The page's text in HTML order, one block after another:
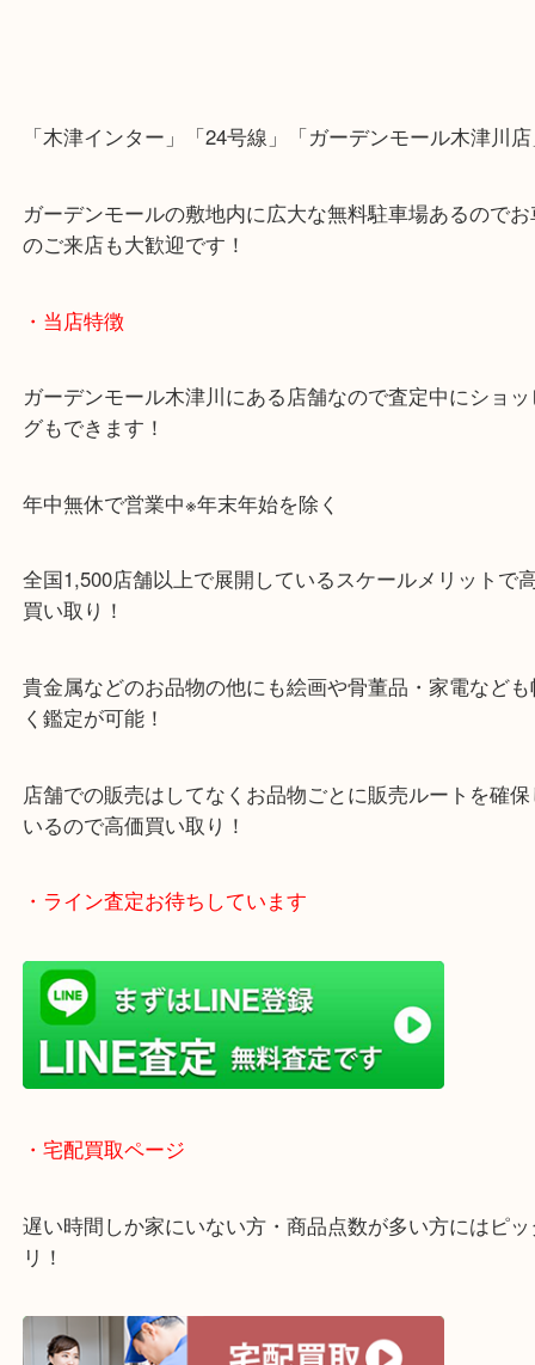
・Googleマップ
「木津インター」「24号線」「ガーデンモール木津
のご来店も大歓迎です！
・当店特徴
ガーデンモール木津川にある店舗なので査定中に
全国1,500店舗以上で展開しているスケールメリッ